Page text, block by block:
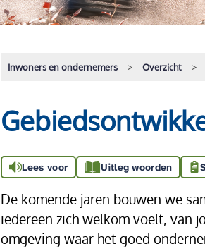
Inwoners en ondernemers Overzicht
Lees voor Uitleg woorden
De komende jaren bouwen we
iedereen zich welkom voelt, van
omgeving waar het goed